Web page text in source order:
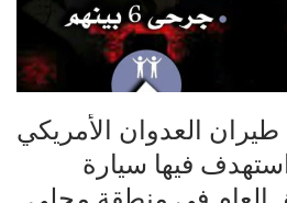
العدوان الأمريكي
فيها سيارة